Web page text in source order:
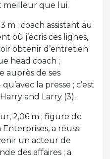
meilleur que lui.
m ; coach assistant au
où j’écris ces lignes,
obtenir d’entretien
head coach ;
auprès de ses
la presse ; c’est
and Larry (3).
2,06 m ; figure de
a réussi
un acteur de
des affaires ; a